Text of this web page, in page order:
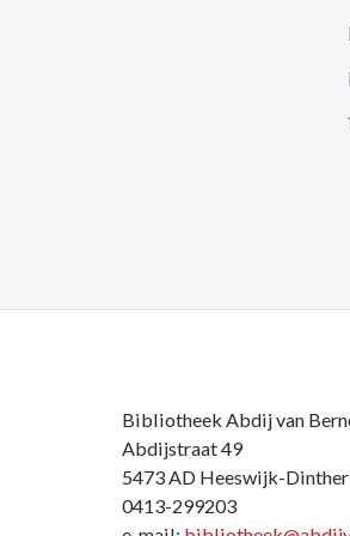
Bibliotheek Abdij van
Abdijstraat 49
5473 AD Heeswijk-Dinther
0413-299203